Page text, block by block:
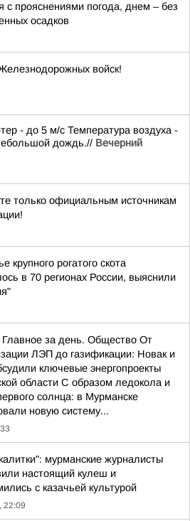
с прояснениями погода, днем – без
осадков
войск!
- до 5 м/с Температура воздуха -
дождь.// Вечерний
только официальным источникам
крупного рогатого скота
в 70 регионах России, выяснили
за день. Общество От
ЛЭП до газификации: Новак и
ключевые энергопроекты
области С образом ледокола и
солнца: в Мурманске
новую систему...
мурманские журналисты
настоящий кулеш и
с казачьей культурой
22:09